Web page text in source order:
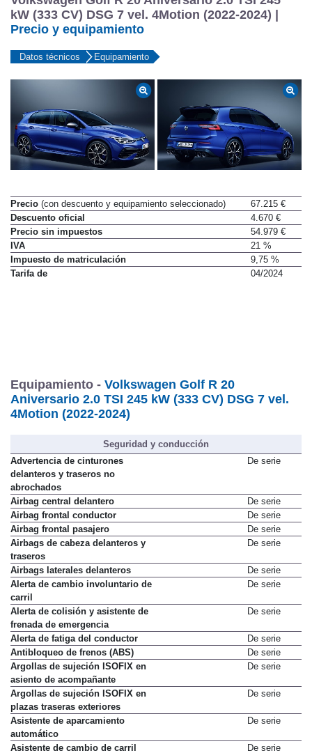
Volkswagen Golf R 20 Aniversario 2.0 TSI 245
kW (333 CV) DSG 7 vel. 4Motion (2022-2024) |
Precio y equipamiento
Precio(con descuento y equipamiento seleccionado)
67.215 €
Descuento oficial
4.670 €
Precio sin impuestos
54.979 €
IVA
21 %
Impuesto de matriculación
9,75 %
Equipamiento -Volkswagen Golf R 20
Aniversario 2.0 TSI 245 kW (333 CV) DSG 7 vel.
4Motion (2022-2024)
Seguridad y conducción
Advertencia de cinturones
delanteros y traseros no
abrochados
Airbag central delantero
De serie
Airbag frontal conductor
De serie
Airbag frontal pasajero
De serie
Airbags de cabeza delanteros y
traseros
Airbags laterales delanteros
De serie
Alerta de cambio involuntario de
carril
Alerta de colisión y asistente de
frenada de emergencia
Alerta de fatiga del conductor
De serie
Antibloqueo de frenos (ABS)
De serie
Argollas de sujeción ISOFIX en
asiento de acompañante
Argollas de sujeción ISOFIX en
plazas traseras exteriores
Asistente de aparcamiento
automático